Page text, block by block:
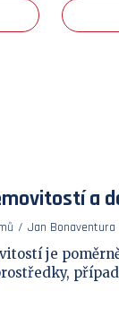
a
Jan Bonaventura
je